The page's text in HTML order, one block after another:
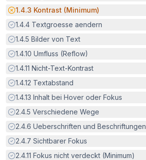
Potenzielle Barriere:
1.4.3 Kontrast (Minimum)
Erfüllt:
1.4.4 Textgroesse aendern
Erfüllt:
1.4.5 Bilder von Text
Erfüllt:
1.4.10 Umfluss (Reflow)
Erfüllt:
1.4.11 Nicht-Text-Kontrast
Erfüllt:
1.4.12 Textabstand
Erfüllt:
1.4.13 Inhalt bei Hover oder Fokus
Erfüllt:
2.4.5 Verschiedene Wege
Erfüllt:
2.4.6 Ueberschriften und Beschriftungen
Erfüllt:
2.4.7 Sichtbarer Fokus
Erfüllt:
2.4.11 Fokus nicht verdeckt (Minimum)